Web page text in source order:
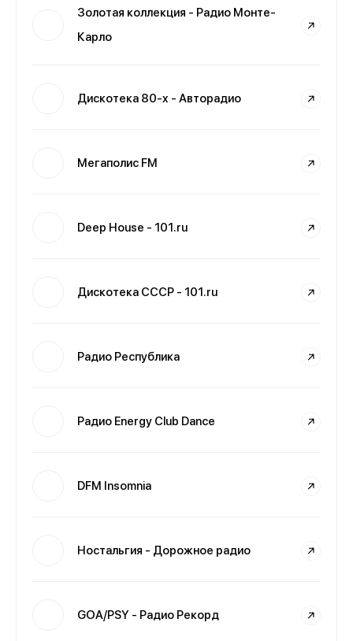
Золотая коллекция - Радио Монте-
Карло
Дискотека 80-х - Авторадио
Мегаполис FM
Deep House - 101.ru
Дискотека СССР - 101.ru
Радио Республика
Радио Energy Club Dance
DFM Insomnia
Ностальгия - Дорожное радио
GOA/PSY - Радио Рекорд